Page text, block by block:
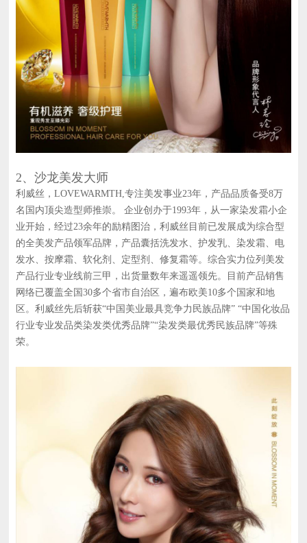
2、沙龙美发大师
利威丝，LOVEWARMTH,专注美发事业23年，产品品质备受8万
名国内顶尖造型师推崇。 企业创办于1993年，从一家染发霜小企
业开始，经过23余年的励精图治，利威丝目前已发展成为综合型
的全美发产品领军品牌，产品囊括洗发水、护发乳、染发霜、电
发水、按摩霜、软化剂、定型剂、修复霜等。综合实力位列美发
产品行业专业线前三甲，出货量数年来遥遥领先。目前产品销售
网络已覆盖全国30多个省市自治区，遍布欧美10多个国家和地
区。利威丝先后斩获“中国美业最具竞争力民族品牌” “中国化妆品
行业专业发品类染发类优秀品牌”“染发类最优秀民族品牌”等殊
荣。